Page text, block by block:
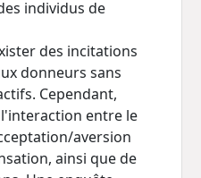
individus de
des incitations
donneurs sans
Cependant,
entre le
aversion
ainsi que de